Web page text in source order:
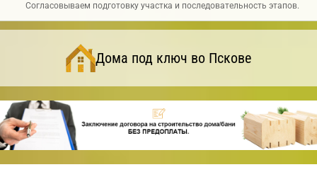
Согласовываем подготовку участка и последовательность этапов.
Дома под ключ во Пскове